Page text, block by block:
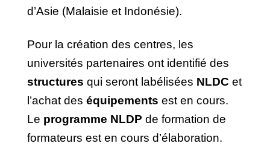
d’Asie (Malaisie et Indonésie).
Pour la création des centres, les
universités partenaires ont identifié des
structures qui seront labélisées NLDC et
l’achat des équipements est en cours.
Le programme NLDP de formation de
formateurs est en cours d’élaboration.